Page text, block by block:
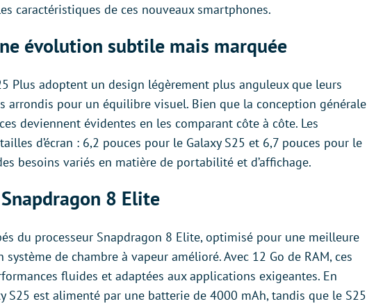
caractéristiques de ces nouveaux smartphones.
évolution subtile mais marquée
Plus adoptent un design légèrement plus anguleux que leurs
arrondis pour un équilibre visuel. Bien que la conception générale
deviennent évidentes en les comparant côte à côte. Les
d’écran : 6,2 pouces pour le Galaxy S25 et 6,7 pouces pour le
besoins variés en matière de portabilité et d’affichage.
8 Elite
du processeur Snapdragon 8 Elite, optimisé pour une meilleure
de chambre à vapeur amélioré. Avec 12 Go de RAM, ces
fluides et adaptées aux applications exigeantes. En
S25 est alimenté par une batterie de 4000 mAh, tandis que le S25